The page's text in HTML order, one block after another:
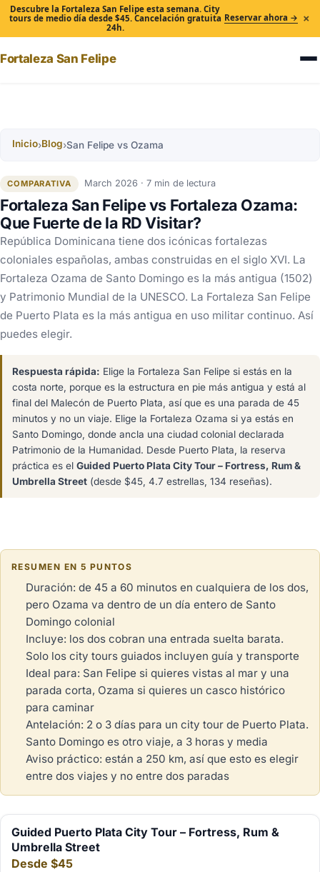
Descubre la Fortaleza San Felipe esta semana. City
tours de medio día desde $45. Cancelación gratuita
24h.
Reservar ahora → ×
Fortaleza San Felipe
Inicio›Blog›San Felipe vs Ozama
COMPARATIVA March 2026 · 7 min de lectura
Fortaleza San Felipe vs Fortaleza Ozama:
Que Fuerte de la RD Visitar?
República Dominicana tiene dos icónicas fortalezas
coloniales españolas, ambas construidas en el siglo XVI. La
Fortaleza Ozama de Santo Domingo es la más antigua (1502)
y Patrimonio Mundial de la UNESCO. La Fortaleza San Felipe
de Puerto Plata es la más antigua en uso militar continuo. Así
puedes elegir.
Respuesta rápida: Elige la Fortaleza San Felipe si estás en la
costa norte, porque es la estructura en pie más antigua y está al
final del Malecón de Puerto Plata, así que es una parada de 45
minutos y no un viaje. Elige la Fortaleza Ozama si ya estás en
Santo Domingo, donde ancla una ciudad colonial declarada
Patrimonio de la Humanidad. Desde Puerto Plata, la reserva
práctica es el Guided Puerto Plata City Tour – Fortress, Rum &
Umbrella Street (desde $45, 4.7 estrellas, 134 reseñas).
RESUMEN EN 5 PUNTOS
Duración: de 45 a 60 minutos en cualquiera de los dos,
pero Ozama va dentro de un día entero de Santo
Domingo colonial
Incluye: los dos cobran una entrada suelta barata.
Solo los city tours guiados incluyen guía y transporte
Ideal para: San Felipe si quieres vistas al mar y una
parada corta, Ozama si quieres un casco histórico
para caminar
Antelación: 2 o 3 días para un city tour de Puerto Plata.
Santo Domingo es otro viaje, a 3 horas y media
Aviso práctico: están a 250 km, así que esto es elegir
entre dos viajes y no entre dos paradas
Guided Puerto Plata City Tour – Fortress, Rum &
Umbrella Street
Desde $45